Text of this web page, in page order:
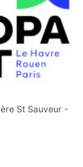
St Sauveur -